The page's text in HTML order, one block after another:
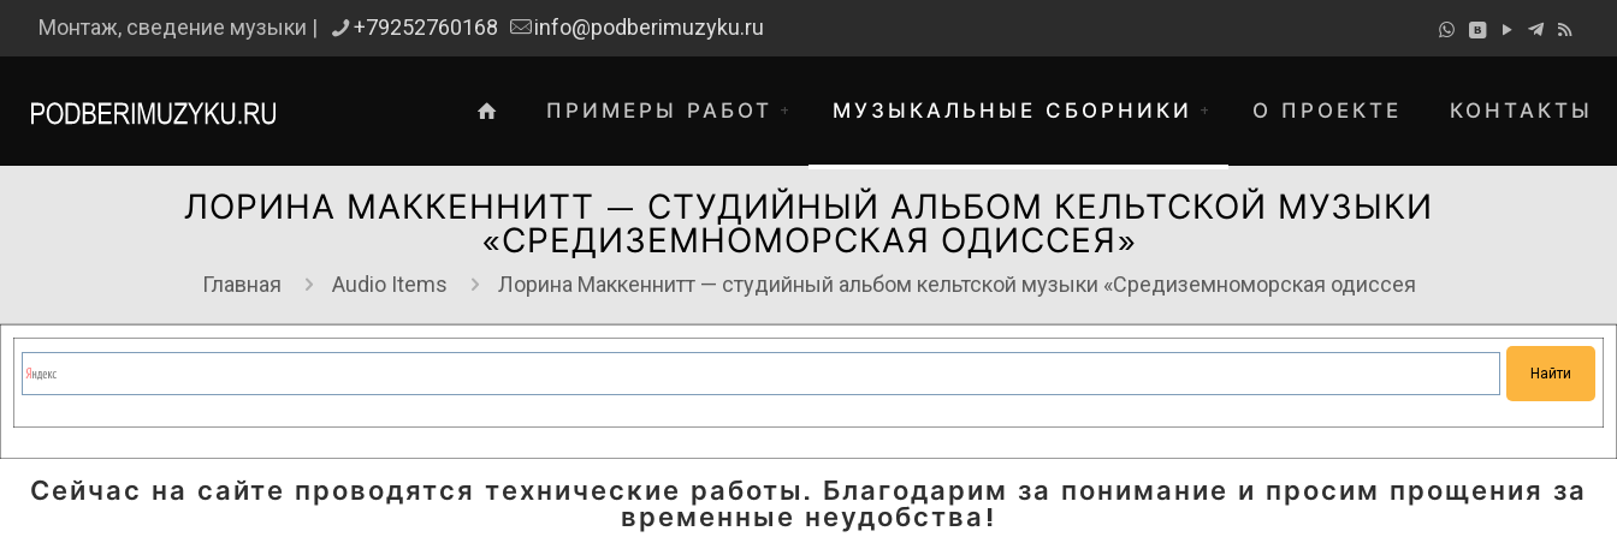
Монтаж, сведение музыки | +79252760168 info@podberimuzyku.ru
ПРИМЕРЫ РАБОТ МУЗЫКАЛЬНЫЕ СБОРНИКИ О ПРОЕКТЕ КОНТАКТЫ
ЛОРИНА МАККЕННИТТ — СТУДИЙНЫЙ АЛЬБОМ КЕЛЬТСКОЙ МУЗЫКИ
«СРЕДИЗЕМНОМОРСКАЯ ОДИССЕЯ»
Главная Audio Items Лорина Маккеннитт — студийный альбом кельтской музыки «Средиземноморская одиссея
Сейчас на сайте проводятся технические работы. Благодарим за понимание и просим прощения за
временные неудобства!